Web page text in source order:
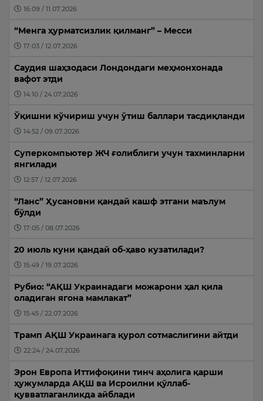
16:09 / 11.07.2026
“Менга ҳурматсизлик қилманг” – Месси
17:03 / 12.07.2026
Саудия шаҳзодаси Лондондаги меҳмонхонада
вафот этди
14:10 / 24.07.2026
Ўқишни кўчириш учун ўтиш баллари тасдиқланди
14:52 / 09.07.2026
Суперкомпьютер ЖЧ ғолиблиги учун тахминларни
янгилади
12:57 / 12.07.2026
“Ланс” Ҳусановни қандай кашф этгани маълум
бўлди
17:05 / 08.07.2026
20 июль куни қандай об-ҳаво кузатилади?
15:49 / 19.07.2026
Рубио: “АҚШ Украинадаги можарони ҳал қила
оладиган ягона мамлакат”
15:45 / 22.07.2026
Трамп АҚШ Украинага қурол сотмаслигини айтди
22:24 / 24.07.2026
Эрон Европа Иттифоқини тинч аҳолига қарши
ҳужумларда АҚШ ва Исроилни қўллаб-
қувватлаганликда айблади